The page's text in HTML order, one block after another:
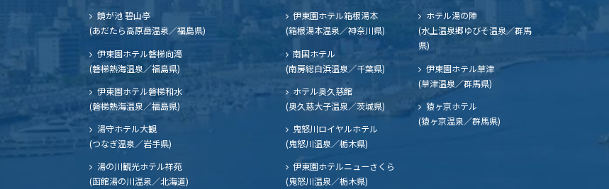
鏡が池 碧山亭
(あだたら高原岳温泉／福島県)
伊東園ホテル磐梯向滝
(磐梯熱海温泉／福島県)
伊東園ホテル磐梯和水
(磐梯熱海温泉／福島県)
湯守ホテル大観
(つなぎ温泉／岩手県)
湯の川観光ホテル祥苑
(函館湯の川温泉／北海道)
伊東園ホテル箱根湯本
(箱根湯本温泉／神奈川県)
南国ホテル
(南房総白浜温泉／千葉県)
ホテル奥久慈館
(奥久慈大子温泉／茨城県)
鬼怒川ロイヤルホテル
(鬼怒川温泉／栃木県)
伊東園ホテルニューさくら
(鬼怒川温泉／栃木県)
ホテル湯の陣
(水上温泉郷ゆびそ温泉／群馬
県)
伊東園ホテル草津
(草津温泉／群馬県)
猿ヶ京ホテル
(猿ヶ京温泉／群馬県)